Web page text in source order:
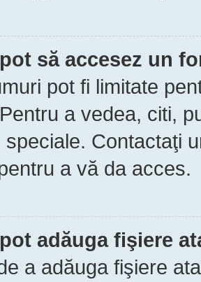
să accesez un
pot fi limitate
a vedea, citi,
speciale. Contactaţi
a vă da acces.
adăuga fişiere
a adăuga fişiere